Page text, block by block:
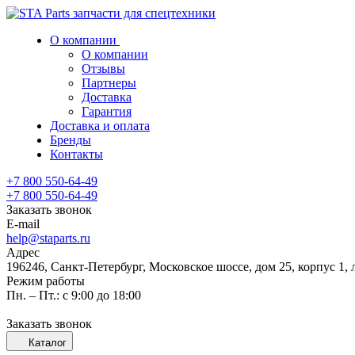
О компании
О компании
Отзывы
Партнеры
Доставка
Гарантия
Доставка и оплата
Бренды
Контакты
+7 800 550-64-49
+7 800 550-64-49
Заказать звонок
E-mail
help@staparts.ru
Адрес
196246, Санкт-Петербург, Московское шоссе, дом 25, корпус 1,
Режим работы
Пн. – Пт.: с 9:00 до 18:00
Заказать звонок
Каталог